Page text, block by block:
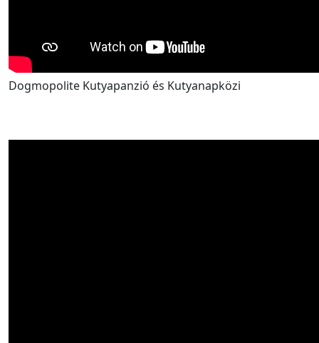
Dogmopolite Kutyapanzió és Kutyanapközi